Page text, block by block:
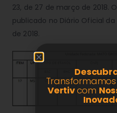
23, de 27 de março de 2018.
publicado no Diário Oficial
de 2018.
Vertivcom